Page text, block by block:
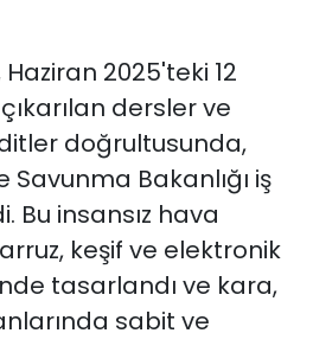
2025'teki 12
dersler ve
doğrultusunda,
Savunma Bakanlığı iş
Bu insansız hava
keşif ve elektronik
tasarlandı ve kara,
sabit ve